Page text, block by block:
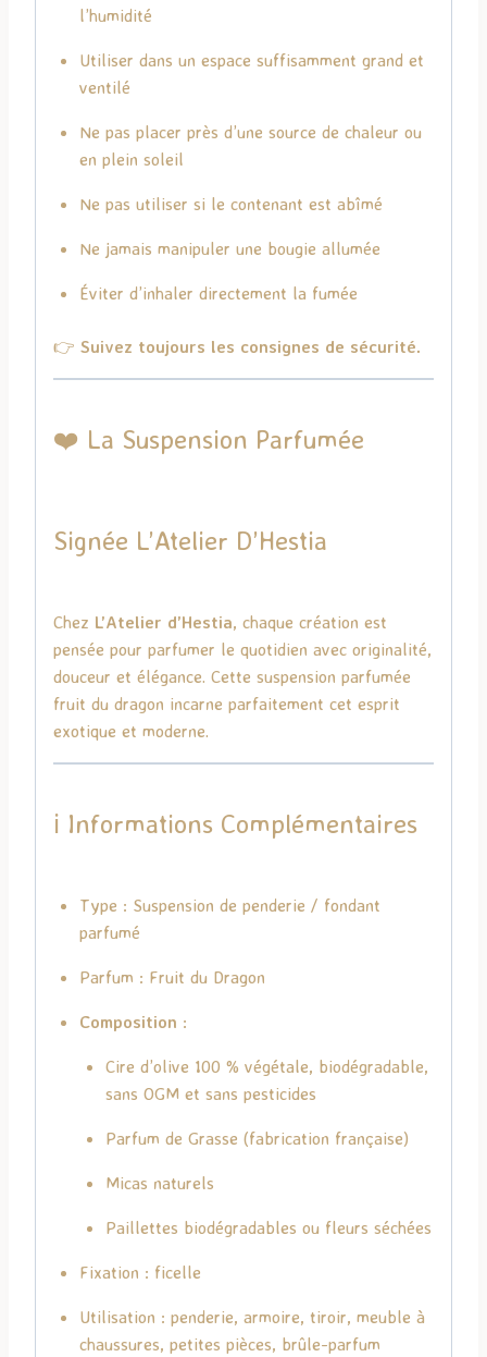
l’humidité
Utiliser dans un espace suffisamment grand et
ventilé
Ne pas placer près d’une source de chaleur ou
en plein soleil
Ne pas utiliser si le contenant est abîmé
Ne jamais manipuler une bougie allumée
Éviter d’inhaler directement la fumée
👉 Suivez toujours les consignes de sécurité.
❤️ La Suspension Parfumée
Signée L’Atelier D’Hestia
Chez L’Atelier d’Hestia, chaque création est
pensée pour parfumer le quotidien avec originalité,
douceur et élégance. Cette suspension parfumée
fruit du dragon incarne parfaitement cet esprit
exotique et moderne.
ℹ️ Informations Complémentaires
Type : Suspension de penderie / fondant
parfumé
Parfum : Fruit du Dragon
Composition :
Cire d’olive 100 % végétale, biodégradable,
sans OGM et sans pesticides
Parfum de Grasse (fabrication française)
Micas naturels
Paillettes biodégradables ou fleurs séchées
Fixation : ficelle
Utilisation : penderie, armoire, tiroir, meuble à
chaussures, petites pièces, brûle-parfum